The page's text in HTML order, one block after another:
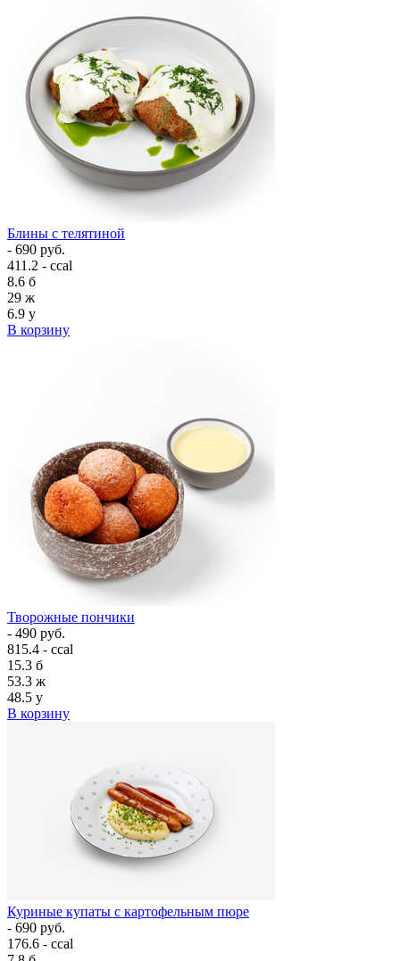
Блины с телятиной
- 690 руб.
411.2 - ccal
8.6 б
29 ж
6.9 у
В корзину
Творожные пончики
- 490 руб.
815.4 - ccal
15.3 б
53.3 ж
48.5 у
В корзину
Куриные купаты с картофельным пюре
- 690 руб.
176.6 - ccal